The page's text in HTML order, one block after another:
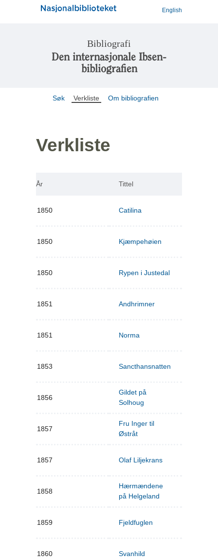
English
Bibliografi
Den internasjonale Ibsen-
bibliografien
Søk Verkliste Om bibliografien
Verkliste
År Tittel
1850 Catilina
1850 Kjæmpehøien
1850 Rypen i Justedal
1851 Andhrimner
1851 Norma
1853 Sancthansnatten
1856
Gildet på
Solhoug
1857
Fru Inger til
Østråt
1857 Olaf Liljekrans
1858
Hærmændene
på Helgeland
1859 Fjeldfuglen
1860 Svanhild